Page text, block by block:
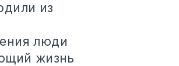
из
люди
жизнь